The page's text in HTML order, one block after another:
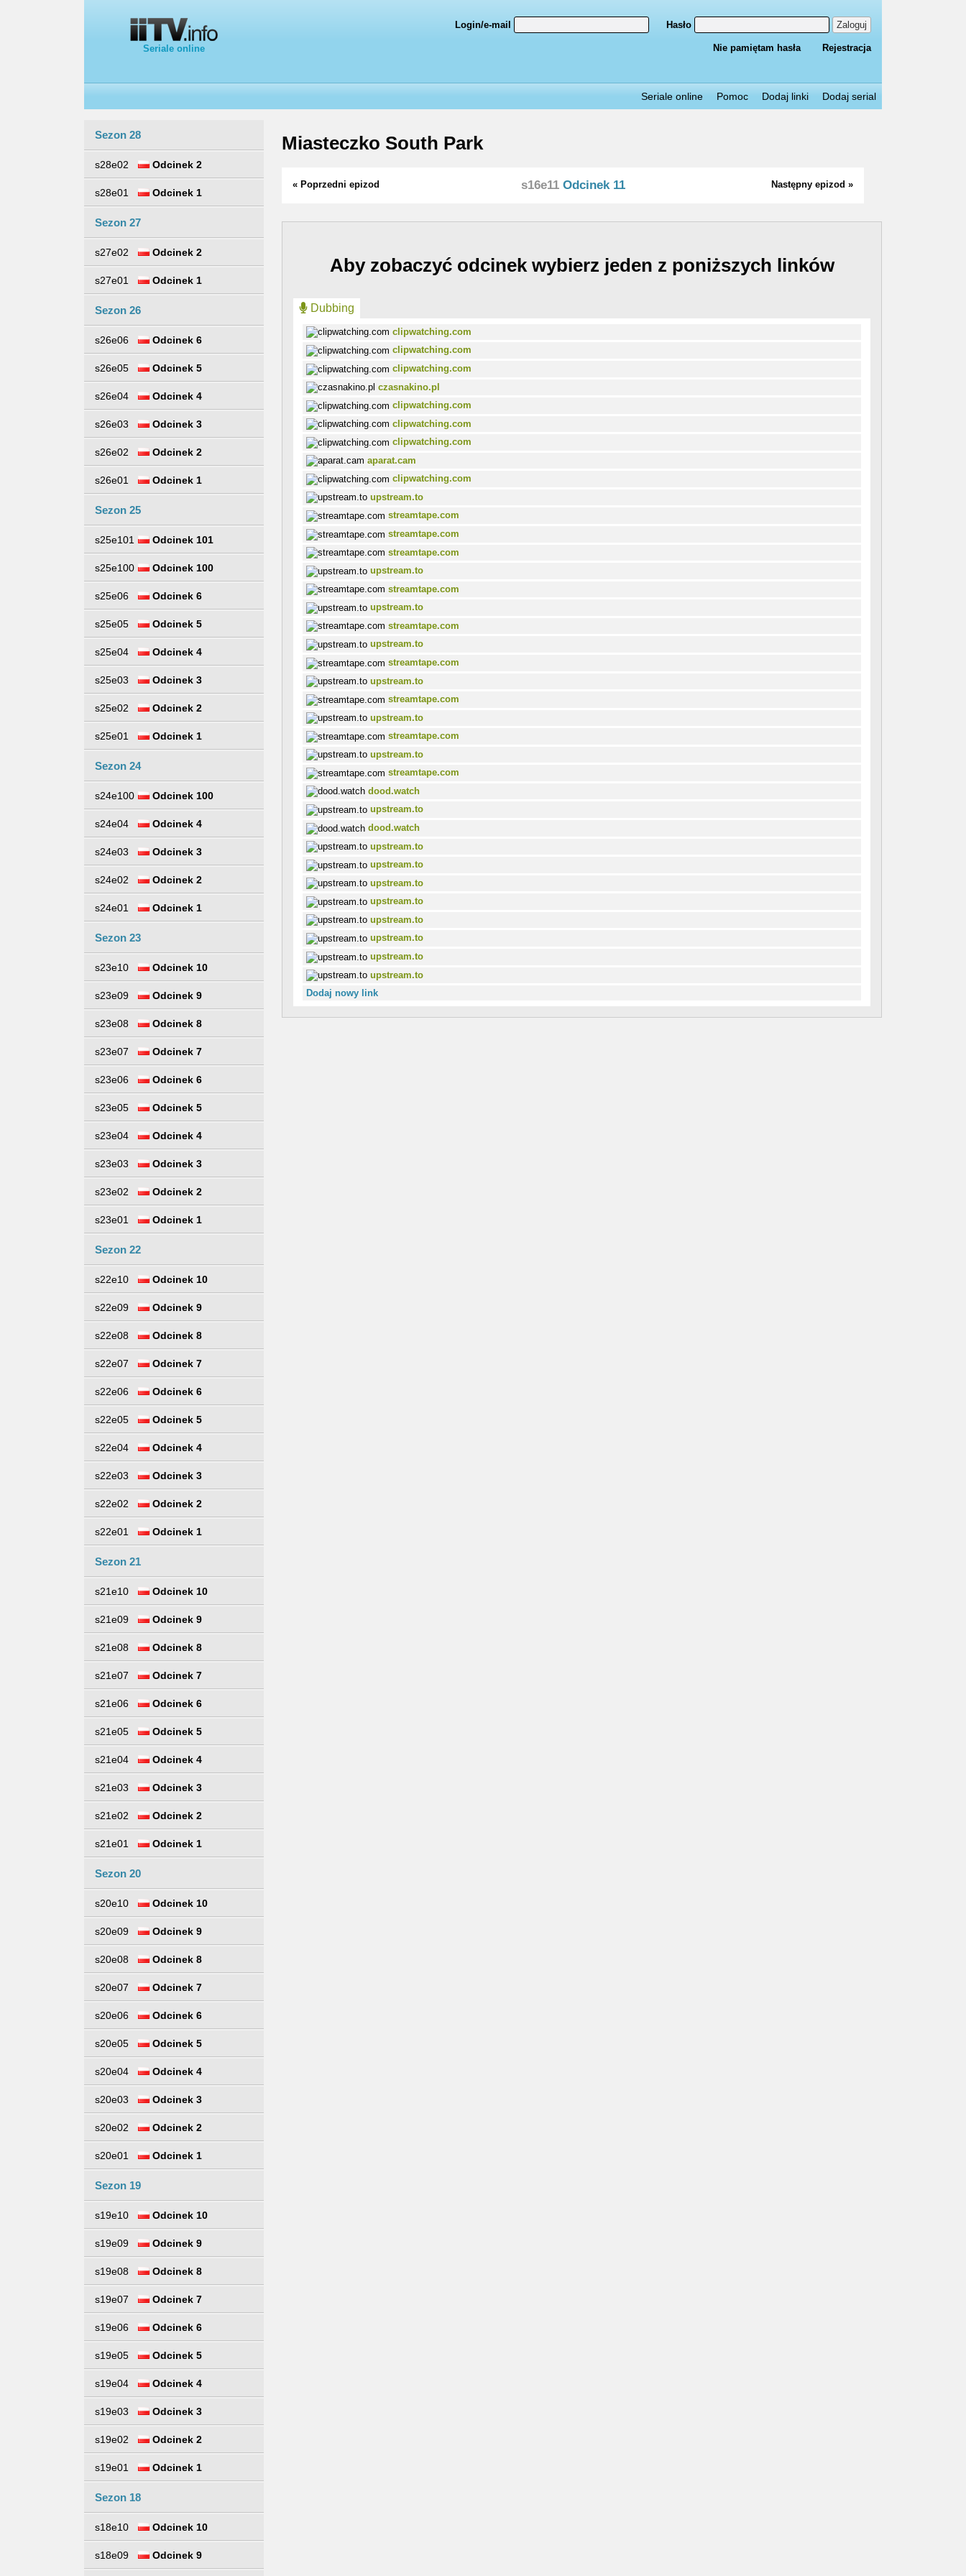
Seriale online
Login/e-mail Hasło Zaloguj
Nie pamiętam hasła Rejestracja
Seriale online Pomoc Dodaj linki Dodaj serial
Sezon 28
s28e02 Odcinek 2
s28e01 Odcinek 1
Sezon 27
s27e02 Odcinek 2
s27e01 Odcinek 1
Sezon 26
s26e06 Odcinek 6
s26e05 Odcinek 5
s26e04 Odcinek 4
s26e03 Odcinek 3
s26e02 Odcinek 2
s26e01 Odcinek 1
Sezon 25
s25e101 Odcinek 101
s25e100 Odcinek 100
s25e06 Odcinek 6
s25e05 Odcinek 5
s25e04 Odcinek 4
s25e03 Odcinek 3
s25e02 Odcinek 2
s25e01 Odcinek 1
Sezon 24
s24e100 Odcinek 100
s24e04 Odcinek 4
s24e03 Odcinek 3
s24e02 Odcinek 2
s24e01 Odcinek 1
Sezon 23
s23e10 Odcinek 10
s23e09 Odcinek 9
s23e08 Odcinek 8
s23e07 Odcinek 7
s23e06 Odcinek 6
s23e05 Odcinek 5
s23e04 Odcinek 4
s23e03 Odcinek 3
s23e02 Odcinek 2
s23e01 Odcinek 1
Sezon 22
s22e10 Odcinek 10
s22e09 Odcinek 9
s22e08 Odcinek 8
s22e07 Odcinek 7
s22e06 Odcinek 6
s22e05 Odcinek 5
s22e04 Odcinek 4
s22e03 Odcinek 3
s22e02 Odcinek 2
s22e01 Odcinek 1
Sezon 21
s21e10 Odcinek 10
s21e09 Odcinek 9
s21e08 Odcinek 8
s21e07 Odcinek 7
s21e06 Odcinek 6
s21e05 Odcinek 5
s21e04 Odcinek 4
s21e03 Odcinek 3
s21e02 Odcinek 2
s21e01 Odcinek 1
Sezon 20
s20e10 Odcinek 10
s20e09 Odcinek 9
s20e08 Odcinek 8
s20e07 Odcinek 7
s20e06 Odcinek 6
s20e05 Odcinek 5
s20e04 Odcinek 4
s20e03 Odcinek 3
s20e02 Odcinek 2
s20e01 Odcinek 1
Sezon 19
s19e10 Odcinek 10
s19e09 Odcinek 9
s19e08 Odcinek 8
s19e07 Odcinek 7
s19e06 Odcinek 6
s19e05 Odcinek 5
s19e04 Odcinek 4
s19e03 Odcinek 3
s19e02 Odcinek 2
s19e01 Odcinek 1
Sezon 18
s18e10 Odcinek 10
s18e09 Odcinek 9
Miasteczko South Park
« Poprzedni epizod Następny epizod »
s16e11Odcinek 11
Aby zobaczyć odcinek wybierz jeden z poniższych linków
Dubbing
clipwatching.com
clipwatching.com
clipwatching.com
czasnakino.pl
clipwatching.com
clipwatching.com
clipwatching.com
aparat.cam
clipwatching.com
upstream.to
streamtape.com
streamtape.com
streamtape.com
upstream.to
streamtape.com
upstream.to
streamtape.com
upstream.to
streamtape.com
upstream.to
streamtape.com
upstream.to
streamtape.com
upstream.to
streamtape.com
dood.watch
upstream.to
dood.watch
upstream.to
upstream.to
upstream.to
upstream.to
upstream.to
upstream.to
upstream.to
upstream.to
Dodaj nowy link